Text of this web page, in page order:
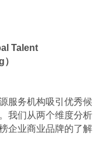
Talent
服务机构吸引优秀候
我们从两个维度分析
企业商业品牌的了解